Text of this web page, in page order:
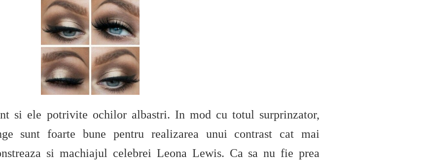
si ele potrivite ochilor albastri. In mod cu totul surprinzator,
sunt foarte bune pentru realizarea unui contrast cat mai
si machiajul celebrei Leona Lewis. Ca sa nu fie prea